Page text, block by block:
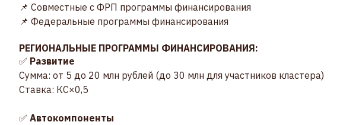
📌 Совместные с ФРП программы финансирования
📌 Федеральные программы финансирования
РЕГИОНАЛЬНЫЕ ПРОГРАММЫ ФИНАНСИРОВАНИЯ:
✅ Развитие
Сумма: от 5 до 20 млн рублей (до 30 млн для участников кластера)
Ставка: КС×0,5
✅ Автокомпоненты